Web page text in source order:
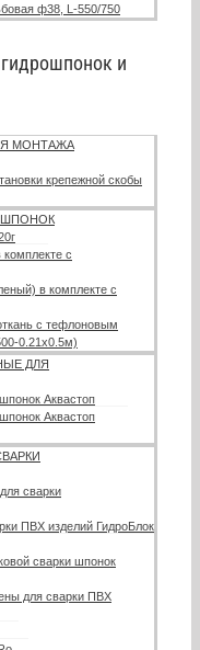
ф38, L-550/750
и
МОНТАЖА
крепежной скобы
комплекте с
в комплекте с
с тефлоновым
0.21х0.5м)
ДЛЯ
Аквастоп
Аквастоп
сварки
ПВХ изделий ГидроБлок
сварки шпонок
для сварки ПВХ